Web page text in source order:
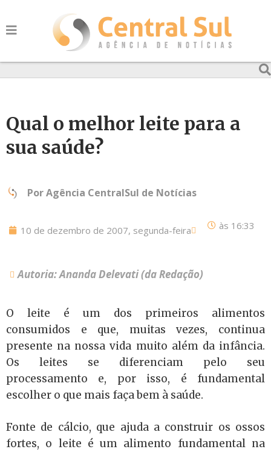
Qual o melhor leite para a
sua saúde?
PorAgência CentralSul de Notícias
10 de dezembro de 2007, segunda-feira às 16:33
Autoria: Ananda Delevati (da Redação)
O leite é um dos primeiros alimentos
consumidos e que, muitas vezes, continua
presente na nossa vida muito além da infância.
Os leites se diferenciam pelo seu
processamento e, por isso, é fundamental
escolher o que mais faça bem à saúde.
Fonte de cálcio, que ajuda a construir os ossos
fortes, o leite é um alimento fundamental na